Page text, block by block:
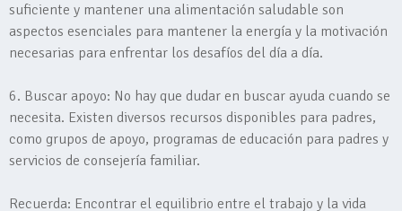
suficiente y mantener una alimentación saludable son
aspectos esenciales para mantener la energía y la motivación
necesarias para enfrentar los desafíos del día a día.
6. Buscar apoyo: No hay que dudar en buscar ayuda cuando se
necesita. Existen diversos recursos disponibles para padres,
como grupos de apoyo, programas de educación para padres y
servicios de consejería familiar.
Recuerda: Encontrar el equilibrio entre el trabajo y la vida